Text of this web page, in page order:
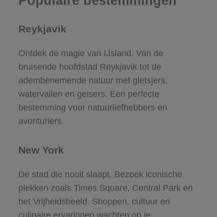
Reykjavik
Ontdek de magie van IJsland. Van de
bruisende hoofdstad Reykjavik tot de
adembenemende natuur met gletsjers,
watervallen en geisers. Een perfecte
bestemming voor natuurliefhebbers en
avonturiers.
New York
De stad die nooit slaapt. Bezoek iconische
plekken zoals Times Square, Central Park en
het Vrijheidsbeeld. Shoppen, cultuur en
culinaire ervaringen wachten op je.